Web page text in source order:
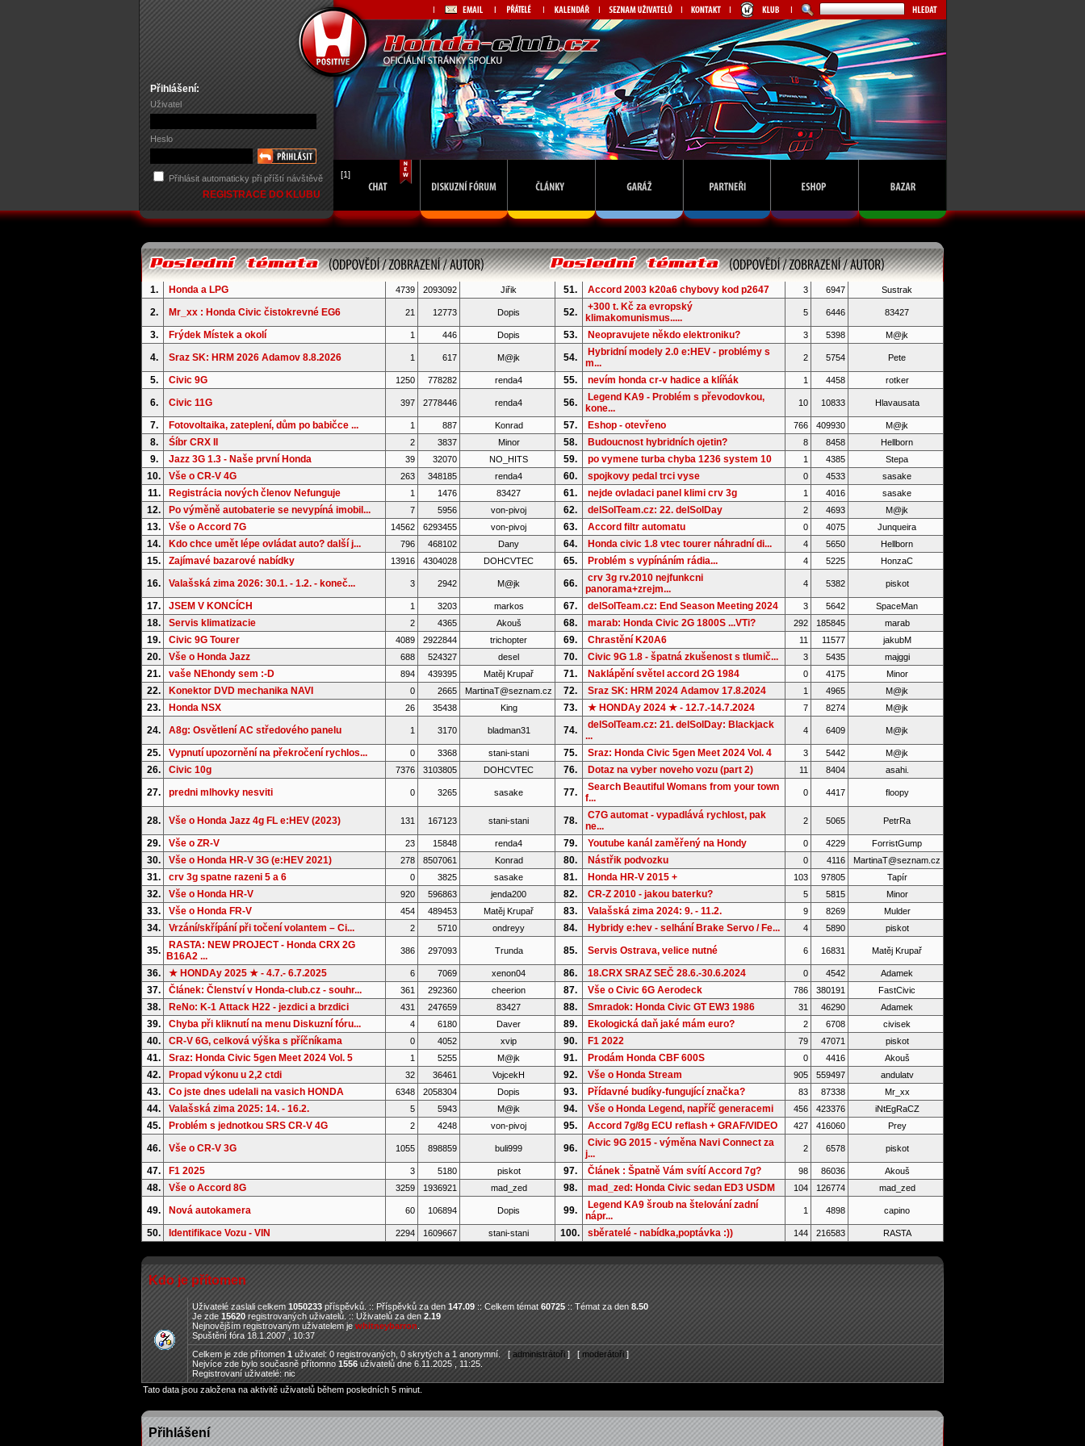
Přihlášení:
Uživatel
Heslo
Přihlásit automaticky při příští návštěvě
REGISTRACE DO KLUBU
[1]
1. Honda a LPG 4739 2093092 Jiřik 51. Accord 2003 k20a6 chybovy kod p2647 3 6947 Sustrak
2. Mr_xx : Honda Civic čistokrevné EG6 21 12773 Dopis 52.
+300 t. Kč za evropský
klimakomunismus.....
5 6446 83427
3. Frýdek Místek a okolí 1 446 Dopis 53. Neopravujete někdo elektroniku? 3 5398 M@jk
4. Sraz SK: HRM 2026 Adamov 8.8.2026 1 617 M@jk 54.
Hybridní modely 2.0 e:HEV - problémy s
m...
2 5754 Pete
5. Civic 9G 1250 778282 renda4 55. nevím honda cr-v hadice a klíňák 1 4458 rotker
6. Civic 11G 397 2778446 renda4 56.
Legend KA9 - Problém s převodovkou,
kone...
10 10833 Hlavausata
7. Fotovoltaika, zateplení, dům po babičce ... 1 887 Konrad 57. Eshop - otevřeno 766 409930 M@jk
8. Śíbr CRX II 2 3837 Minor 58. Budoucnost hybridních ojetin? 8 8458 Hellborn
9. Jazz 3G 1.3 - Naše první Honda 39 32070 NO_HITS 59. po vymene turba chyba 1236 system 10 1 4385 Stepa
10. Vše o CR-V 4G 263 348185 renda4 60. spojkovy pedal trci vyse 0 4533 sasake
11. Registrácia nových členov Nefunguje 1 1476 83427 61. nejde ovladaci panel klimi crv 3g 1 4016 sasake
12. Po výměně autobaterie se nevypíná imobil... 7 5956 von-pivoj 62. delSolTeam.cz: 22. delSolDay 2 4693 M@jk
13. Vše o Accord 7G 14562 6293455 von-pivoj 63. Accord filtr automatu 0 4075 Junqueira
14. Kdo chce umět lépe ovládat auto? další j... 796 468102 Dany 64. Honda civic 1.8 vtec tourer náhradní di... 4 5650 Hellborn
15. Zajímavé bazarové nabídky 13916 4304028 DOHCVTEC 65. Problém s vypínáním rádia... 4 5225 HonzaC
16. Valašská zima 2026: 30.1. - 1.2. - koneč... 3 2942 M@jk 66.
crv 3g rv.2010 nejfunkcni
panorama+zrejm...
4 5382 piskot
17. JSEM V KONCÍCH 1 3203 markos 67. delSolTeam.cz: End Season Meeting 2024 3 5642 SpaceMan
18. Servis klimatizacie 2 4365 Akouš 68. marab: Honda Civic 2G 1800S ...VTi? 292 185845 marab
19. Civic 9G Tourer 4089 2922844 trichopter 69. Chrastění K20A6 11 11577 jakubM
20. Vše o Honda Jazz 688 524327 desel 70. Civic 9G 1.8 - špatná zkušenost s tlumič... 3 5435 majggi
21. vaše NEhondy sem :-D 894 439395 Matěj Krupař 71. Naklápění světel accord 2G 1984 0 4175 Minor
22. Konektor DVD mechanika NAVI 0 2665 MartinaT@seznam.cz 72. Sraz SK: HRM 2024 Adamov 17.8.2024 1 4965 M@jk
23. Honda NSX 26 35438 King 73. ★ HONDAy 2024 ★ - 12.7.-14.7.2024 7 8274 M@jk
24. A8g: Osvětlení AC středového panelu 1 3170 bladman31 74.
delSolTeam.cz: 21. delSolDay: Blackjack
...
4 6409 M@jk
25. Vypnutí upozornění na překročení rychlos... 0 3368 stani-stani 75. Sraz: Honda Civic 5gen Meet 2024 Vol. 4 3 5442 M@jk
26. Civic 10g 7376 3103805 DOHCVTEC 76. Dotaz na vyber noveho vozu (part 2) 11 8404 asahi.
27. predni mlhovky nesviti 0 3265 sasake 77.
Search Beautiful Womans from your town
f...
0 4417 floopy
28. Vše o Honda Jazz 4g FL e:HEV (2023) 131 167123 stani-stani 78.
C7G automat - vypadlává rychlost, pak
ne...
2 5065 PetrRa
29. Vše o ZR-V 23 15848 renda4 79. Youtube kanál zaměřený na Hondy 0 4229 ForristGump
30. Vše o Honda HR-V 3G (e:HEV 2021) 278 8507061 Konrad 80. Nástřik podvozku 0 4116 MartinaT@seznam.cz
31. crv 3g spatne razeni 5 a 6 0 3825 sasake 81. Honda HR-V 2015 + 103 97805 Tapír
32. Vše o Honda HR-V 920 596863 jenda200 82. CR-Z 2010 - jakou baterku? 5 5815 Minor
33. Vše o Honda FR-V 454 489453 Matěj Krupař 83. Valašská zima 2024: 9. - 11.2. 9 8269 Mulder
34. Vrzání/skřípání při točení volantem – Ci... 2 5710 ondreyy 84. Hybridy e:hev - selhání Brake Servo / Fe... 4 5890 piskot
35.
RASTA: NEW PROJECT - Honda CRX 2G
B16A2 ...
386 297093 Trunda 85. Servis Ostrava, velice nutné 6 16831 Matěj Krupař
36. ★ HONDAy 2025 ★ - 4.7.- 6.7.2025 6 7069 xenon04 86. 18.CRX SRAZ SEČ 28.6.-30.6.2024 0 4542 Adamek
37. Článek: Členství v Honda-club.cz - souhr... 361 292360 cheerion 87. Vše o Civic 6G Aerodeck 786 380191 FastCivic
38. ReNo: K-1 Attack H22 - jezdici a brzdici 431 247659 83427 88. Smradok: Honda Civic GT EW3 1986 31 46290 Adamek
39. Chyba při kliknutí na menu Diskuzní fóru... 4 6180 Daver 89. Ekologická daň jaké mám euro? 2 6708 civisek
40. CR-V 6G, celková výška s příčníkama 0 4052 xvip 90. F1 2022 79 47071 piskot
41. Sraz: Honda Civic 5gen Meet 2024 Vol. 5 1 5255 M@jk 91. Prodám Honda CBF 600S 0 4416 Akouš
42. Propad výkonu u 2,2 ctdi 32 36461 VojcekH 92. Vše o Honda Stream 905 559497 andulatv
43. Co jste dnes udelali na vasich HONDA 6348 2058304 Dopis 93. Přídavné budíky-fungující značka? 83 87338 Mr_xx
44. Valašská zima 2025: 14. - 16.2. 5 5943 M@jk 94. Vše o Honda Legend, napříč generacemi 456 423376 iNtEgRaCZ
45. Problém s jednotkou SRS CR-V 4G 2 4248 von-pivoj 95. Accord 7g/8g ECU reflash + GRAF/VIDEO 427 416060 Prey
46. Vše o CR-V 3G 1055 898859 buli999 96.
Civic 9G 2015 - výměna Navi Connect za
j...
2 6578 piskot
47. F1 2025 3 5180 piskot 97. Článek : Špatně Vám svítí Accord 7g? 98 86036 Akouš
48. Vše o Accord 8G 3259 1936921 mad_zed 98. mad_zed: Honda Civic sedan ED3 USDM 104 126774 mad_zed
49. Nová autokamera 60 106894 Dopis 99.
Legend KA9 šroub na štelování zadní
nápr...
1 4898 capino
50. Identifikace Vozu - VIN 2294 1609667 stani-stani 100. sběratelé - nabídka,poptávka :)) 144 216583 RASTA
Kdo je přítomen
Uživatelé zaslali celkem1050233příspěvků. :: Příspěvků za den147.09:: Celkem témat60725:: Témat za den8.50
Je zde15620 registrovaných uživatelů. :: Uživatelů za den2.19
Nejnovějším registrovaným uživatelem jewhitneybarron
Spuštění fóra 18.1.2007 , 10:37
Celkem je zde přítomen 1 uživatel: 0 registrovaných, 0 skrytých a 1 anonymní. [ administrátoři ] [ moderátoři ]
Nejvíce zde bylo současně přítomno 1556 uživatelů dne 6.11.2025 , 11:25.
Registrovaní uživatelé: nic
Tato data jsou založena na aktivitě uživatelů během posledních 5 minut.
Přihlášení